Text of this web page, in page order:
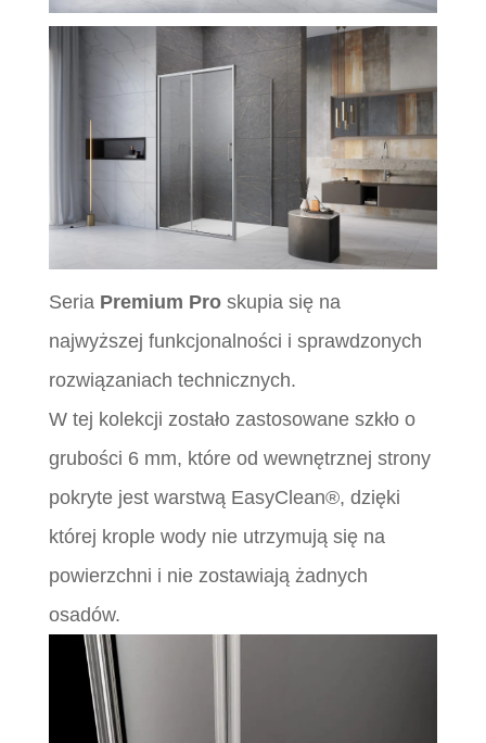
Seria Premium Proskupia się na
najwyższej funkcjonalności i sprawdzonych
rozwiązaniach technicznych.
W tej kolekcji zostało zastosowane szkło o
grubości 6 mm, które od wewnętrznej strony
pokryte jest warstwą EasyClean®, dzięki
której krople wody nie utrzymują się na
powierzchni i nie zostawiają żadnych
osadów.